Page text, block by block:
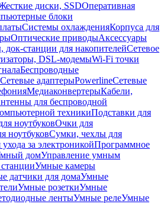
диски, SSDОперативная
блоки
Системы охлажденияКорпуса для
Оптические приводыАксессуары
док-станции для накопителейСетевое
DSL-модемыWi-Fi точки
Беспроводные
Сетевые адаптерыPowerlineСетевые
МедиаконвертерыКабели,
для беспроводной
техникиПодставки для
ноутбуковОчки для
ноутбуковСумки, чехлы для
за электроникойПрограммное
домУправление умным
Умные камеры
датчики для домаУмные
Умные розеткиУмные
лентыУмные релеУмные